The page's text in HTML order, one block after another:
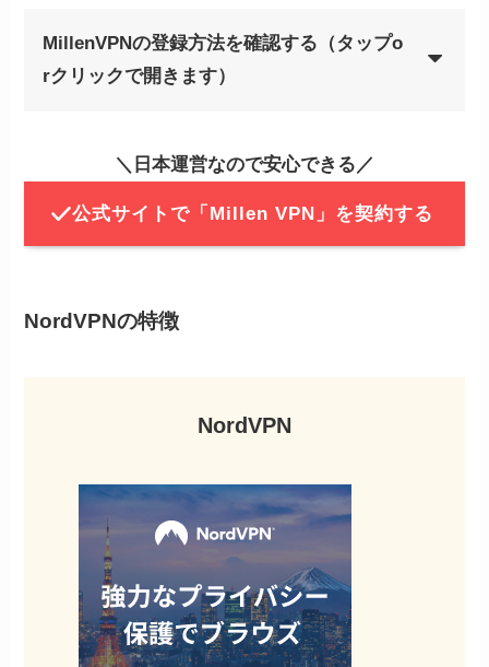
MillenVPNの登録方法を確認する（タップo
rクリックで開きます）
入ページへ飛ぶ
申し込み」をクリック。
購入プランを選ぶ
＼日本運営なので安心できる／
公式サイトで「Millen VPN」を契約する
NordVPNの特徴
NordVPN